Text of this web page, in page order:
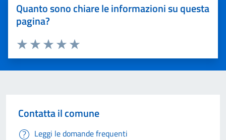
Quanto sono chiare le informazioni su questa
pagina?
Valuta 5 stelle su 5
Valuta 4 stelle su 5
Valuta 3 stelle su 5
Valuta 2 stelle su 5
Valuta 1 stelle su 5
Contatta il comune
Leggi le domande frequenti